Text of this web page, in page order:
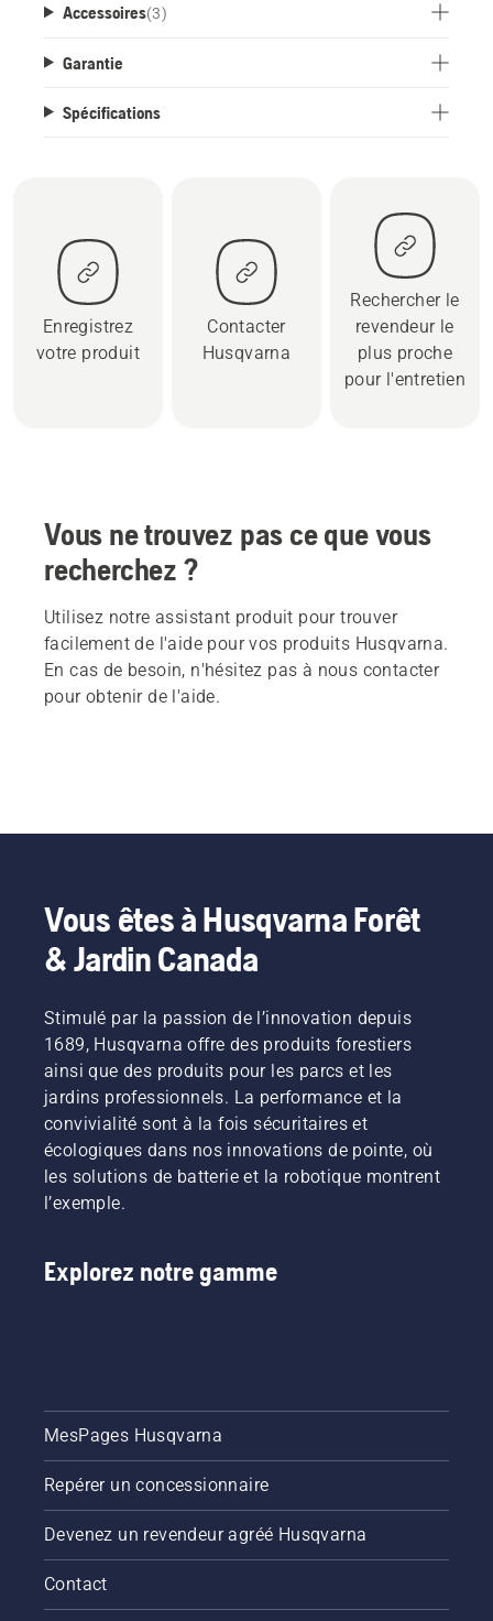
Accessoires(3)
Garantie
Spécifications
Enregistrez
votre produit
Contacter
Husqvarna
Rechercher le
revendeur le
plus proche
pour l'entretien
Vous ne trouvez pas ce que vous
recherchez ?
Utilisez notre assistant produit pour trouver
facilement de l'aide pour vos produits Husqvarna.
En cas de besoin, n'hésitez pas à nous contacter
pour obtenir de l'aide.
Vous êtes à Husqvarna Forêt
& Jardin Canada
Stimulé par la passion de l’innovation depuis
1689, Husqvarna offre des produits forestiers
ainsi que des produits pour les parcs et les
jardins professionnels. La performance et la
convivialité sont à la fois sécuritaires et
écologiques dans nos innovations de pointe, où
les solutions de batterie et la robotique montrent
l’exemple.
Explorez notre gamme
MesPages Husqvarna
Repérer un concessionnaire
Devenez un revendeur agréé Husqvarna
Contact